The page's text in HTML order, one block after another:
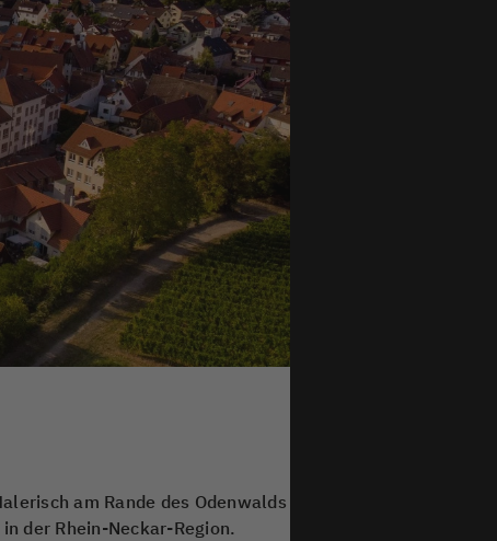
am Rande des Odenwalds
der Rhein-Neckar-Region.